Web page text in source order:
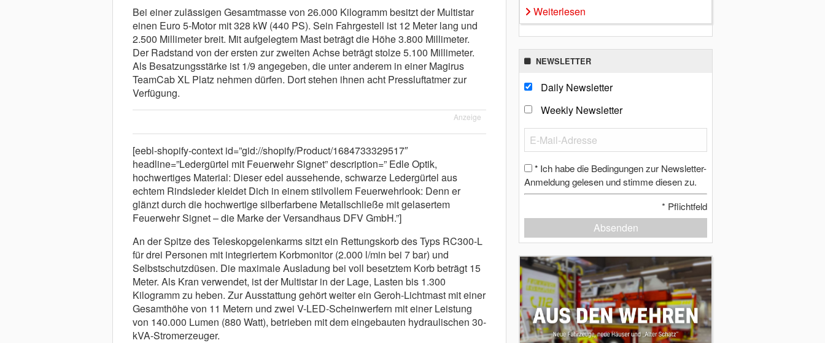
Bei einer zulässigen Gesamtmasse von 26.000 Kilogramm besitzt der Multistar
einen Euro 5-Motor mit 328 kW (440 PS). Sein Fahrgestell ist 12 Meter lang und
2.500 Millimeter breit. Mit aufgelegtem Mast beträgt die Höhe 3.800 Millimeter.
Der Radstand von der ersten zur zweiten Achse beträgt stolze 5.100 Millimeter.
Als Besatzungsstärke ist 1/9 angegeben, die unter anderem in einer Magirus
TeamCab XL Platz nehmen dürfen. Dort stehen ihnen acht Pressluftatmer zur
Verfügung.
Anzeige
[eebl-shopify-context id=”gid://shopify/Product/1684733329517″
headline=”Ledergürtel mit Feuerwehr Signet” description=” Edle Optik,
hochwertiges Material: Dieser edel aussehende, schwarze Ledergürtel aus
echtem Rindsleder kleidet Dich in einem stilvollem Feuerwehrlook: Denn er
glänzt durch die hochwertige silberfarbene Metallschließe mit gelasertem
Feuerwehr Signet – die Marke der Versandhaus DFV GmbH.”]
An der Spitze des Teleskopgelenkarms sitzt ein Rettungskorb des Typs RC300-L
für drei Personen mit integriertem Korbmonitor (2.000 l/min bei 7 bar) und
Selbstschutzdüsen. Die maximale Ausladung bei voll besetztem Korb beträgt 15
Meter. Als Kran verwendet, ist der Multistar in der Lage, Lasten bis 1.300
Kilogramm zu heben. Zur Ausstattung gehört weiter ein Geroh-Lichtmast mit einer
Gesamthöhe von 11 Metern und zwei V-LED-Scheinwerfern mit einer Leistung
von 140.000 Lumen (880 Watt), betrieben mit dem eingebauten hydraulischen 30-
kVA-Stromerzeuger.
Weiterlesen
NEWSLETTER
Daily Newsletter
Weekly Newsletter
* Ich habe die Bedingungen zur Newsletter-
Anmeldung gelesen und stimme diesen zu.
* Pflichtfeld
Absenden